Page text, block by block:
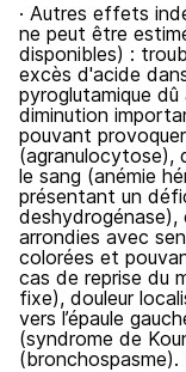
· Autres effets
ne peut être
disponibles) :
excès d'acide
pyroglutamique
diminution
pouvant
(agranulocytose),
le sang (anémie
présentant un
deshydrogénase),
arrondies avec
colorées et
cas de reprise du
fixe), douleur
vers l’épaule
(syndrome de